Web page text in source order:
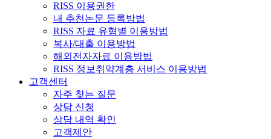
RISS 이용권한
내 추천논문 등록방법
RISS 자료 유형별 이용방법
복사/대출 이용방법
해외전자자료 이용방법
RISS 정보취약계층 서비스 이용방법
고객센터
자주 찾는 질문
상담 신청
상담 내역 확인
고객제안